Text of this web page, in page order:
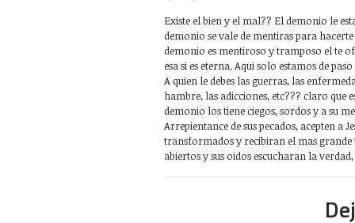
Existe el bien y el mal?? El demonio le
demonio se vale de mentiras para
demonio es mentiroso y tramposo el te
esa si es eterna. Aqui solo estamos de
A quien le debes las guerras, las
hambre, las adicciones, etc??? claro que
demonio los tiene ciegos, sordos y a su
Arrepientance de sus pecados, acepten a
transformados y recibiran el mas grande
abiertos y sus oidos escucharan la